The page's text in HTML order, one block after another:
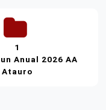
1
Anual 2026 AA
Atauro